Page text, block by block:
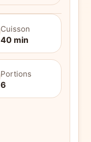
Cuisson
40 min
Portions
6